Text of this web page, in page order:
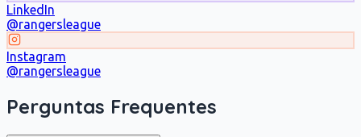
LinkedIn
@rangersleague
Instagram
@rangersleague
Perguntas Frequentes